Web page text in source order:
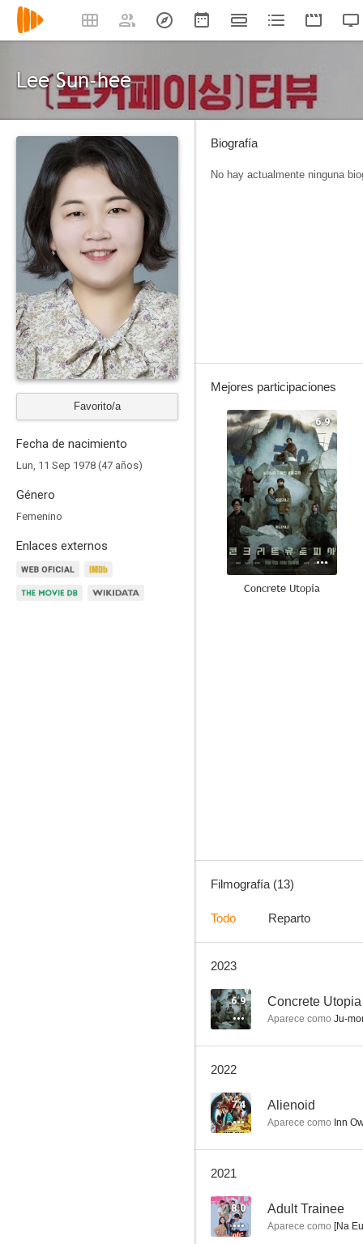
Lee Sun-hee
Favorito/a
Fecha de nacimiento
Lun, 11 Sep 1978 (47 años)
Género
Femenino
Enlaces externos
Biografía
No hay actualmente ninguna
Mejores participaciones
6.9
Concrete Utopia
--
Filmografía (13)
Todo Reparto
2023
6.9 Concrete Utopia
Aparece como Ju-
2022
7.4 Alienoid
Aparece como Inn
2021
8.0 Adult Trainee
Aparece como [Na